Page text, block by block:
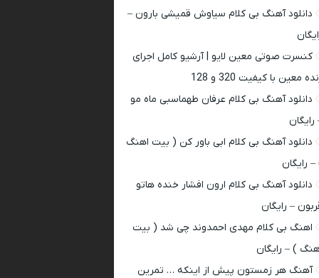
دانلود آهنگ بی کلام سیاوش قمیشی بارون –
کنسرت صوتی معین لایو | آرشیو کامل اجرای
معین با کیفیت 320 و 128
دانلود آهنگ بی کلام عرفان طهماسبی ماه مو
رایگان
دانلود آهنگ بی کلام ابی باور کن ( بیت اهنگ
– رایگان
دانلود آهنگ بی کلام ارون افشار خنده هاتو
– رایگان
اهنگ بی کلام مهدی احمدوند چی شد ( بیت
) – رایگان
آهنگ هر زمستون پیش از اینکه … تمرین